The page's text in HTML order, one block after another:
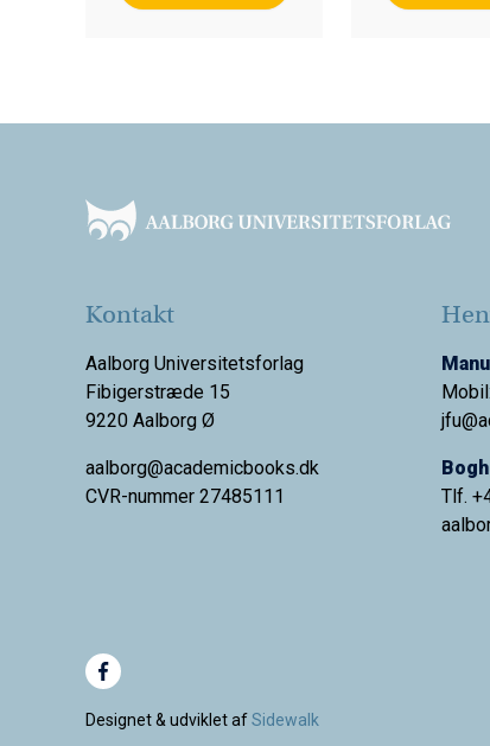
Kontakt
Aalborg Universitetsforlag
Fibigerstræde 15
9220 Aalborg Ø
aalborg@academicbooks.dk
CVR-nummer 27485111
Tlf.
Designet & udviklet afSidewalk